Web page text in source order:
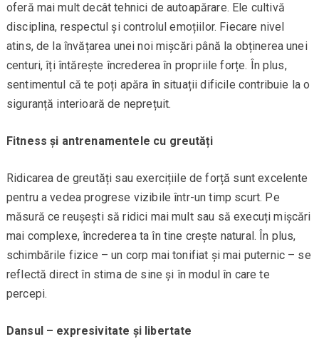
oferă mai mult decât tehnici de autoapărare. Ele cultivă
disciplina, respectul și controlul emoțiilor. Fiecare nivel
atins, de la învățarea unei noi mișcări până la obținerea unei
centuri, îți întărește încrederea în propriile forțe. În plus,
sentimentul că te poți apăra în situații dificile contribuie la o
siguranță interioară de neprețuit.
Fitness și antrenamentele cu greutăți
Ridicarea de greutăți sau exercițiile de forță sunt excelente
pentru a vedea progrese vizibile într-un timp scurt. Pe
măsură ce reușești să ridici mai mult sau să execuți mișcări
mai complexe, încrederea ta în tine crește natural. În plus,
schimbările fizice – un corp mai tonifiat și mai puternic – se
reflectă direct în stima de sine și în modul în care te
percepi.
Dansul – expresivitate și libertate